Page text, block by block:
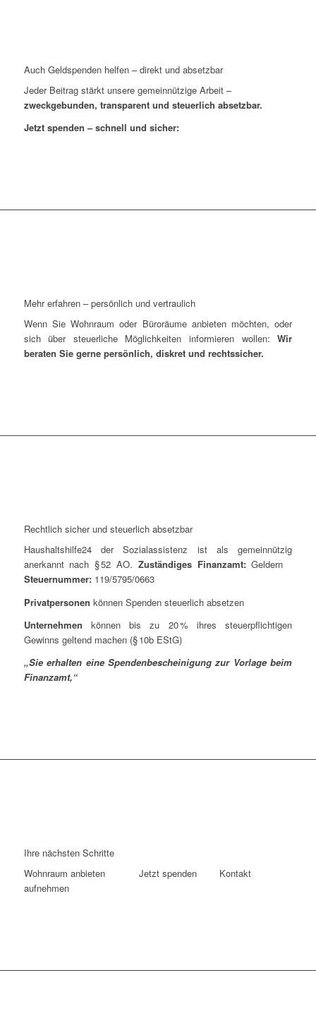
Auch Geldspenden helfen – direkt und absetzbar
Jeder Beitrag stärkt unsere gemeinnützige Arbeit –
zweckgebunden, transparent und steuerlich absetzbar.
Jetzt spenden – schnell und sicher:
Mehr erfahren – persönlich und vertraulich
Wenn Sie Wohnraum oder Büroräume anbieten möchten, oder
sich über steuerliche Möglichkeiten informieren wollen:Wir
beraten Sie gerne persönlich, diskret und rechtssicher.
Rechtlich sicher und steuerlich absetzbar
Haushaltshilfe24 der Sozialassistenz ist als gemeinnützig
anerkannt nach § 52 AO. Zuständiges Finanzamt:Geldern
Steuernummer:119/5795/0663
Privatpersonen können Spenden steuerlich absetzen
Unternehmen können bis zu 20 % ihres steuerpflichtigen
Gewinns geltend machen (§ 10b EStG)
„Sie erhalten eine Spendenbescheinigung zur Vorlage beim
Finanzamt,“
Ihre nächsten Schritte
Wohnraum anbieten Jetzt spenden Kontakt
aufnehmen